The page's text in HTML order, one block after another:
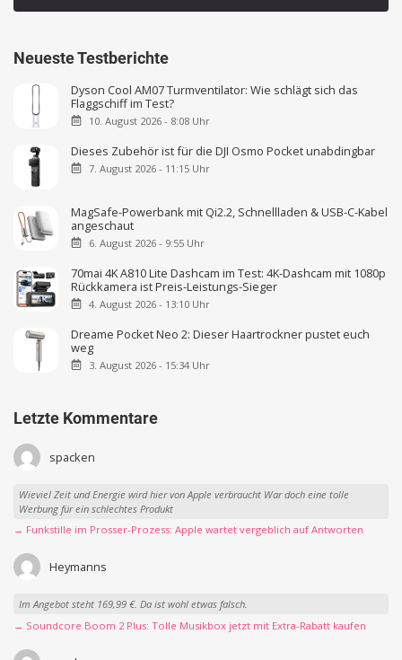
Neueste Testberichte
Dyson Cool AM07 Turmventilator: Wie schlägt sich das
Flaggschiff im Test?
10. August 2026 - 8:08 Uhr
Dieses Zubehör ist für die DJI Osmo Pocket unabdingbar
7. August 2026 - 11:15 Uhr
MagSafe-Powerbank mit Qi2.2, Schnellladen & USB-C-Kabel
angeschaut
6. August 2026 - 9:55 Uhr
70mai 4K A810 Lite Dashcam im Test: 4K-Dashcam mit 1080p
Rückkamera ist Preis-Leistungs-Sieger
4. August 2026 - 13:10 Uhr
Dreame Pocket Neo 2: Dieser Haartrockner pustet euch
weg
3. August 2026 - 15:34 Uhr
Letzte Kommentare
spacken
Wieviel Zeit und Energie wird hier von Apple verbraucht War doch eine tolle
Werbung für ein schlechtes Produkt
→ Funkstille im Prosser-Prozess: Apple wartet vergeblich auf Antworten
Heymanns
Im Angebot steht 169,99 €. Da ist wohl etwas falsch.
→ Soundcore Boom 2 Plus: Tolle Musikbox jetzt mit Extra-Rabatt kaufen